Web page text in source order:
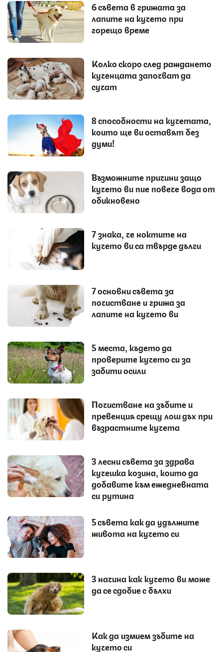
6 съвета в грижата за
лапите на кучето при
горещо време
Колко скоро след раждането
кученцата започват да
сучат
8 способности на кучетата,
които ще ви оставят без
думи!
Възможните причини защо
кучето ви пие повече вода от
обикновено
7 знака, че ноктите на
кучето ви са твърде дълги
7 основни съвета за
почистване и грижа за
лапите на кучето ви
5 места, където да
проверите кучето си за
забити осили
Почистване на зъбите и
превенция срещу лош дъх при
възрастните кучета
3 лесни съвета за здрава
кучешка козина, които да
добавите към ежедневната
си рутина
5 съвета как да удължите
живота на кучето си
3 начина как кучето ви може
да се сдобие с бълхи
Как да измием зъбите на
кучето си